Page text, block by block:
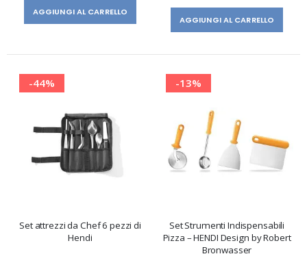
AGGIUNGI AL CARRELLO
AGGIUNGI AL CARRELLO
-44%
Set attrezzi da Chef 6 pezzi di
Hendi
-13%
Set Strumenti Indispensabili
Pizza – HENDI Design by Robert
Bronwasser